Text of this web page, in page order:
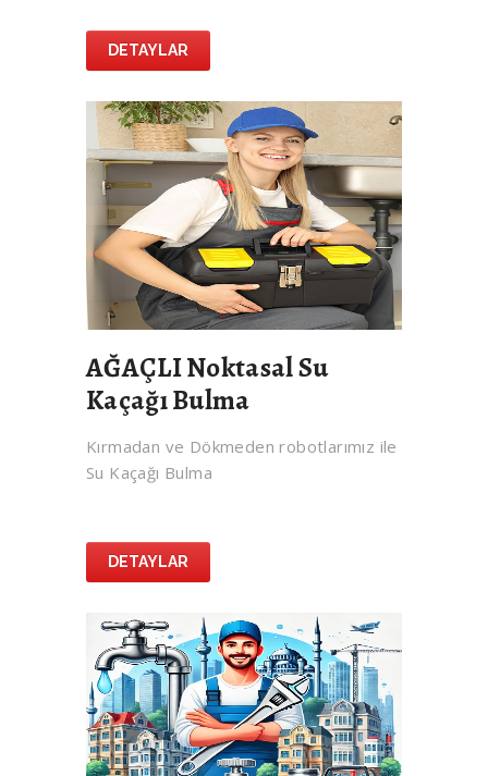
DETAYLAR
AĞAÇLI Noktasal Su
Kaçağı Bulma
Kırmadan ve Dökmeden robotlarımız ile
Su Kaçağı Bulma
DETAYLAR